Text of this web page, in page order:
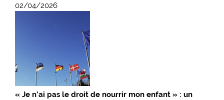
02/04/2026
« Je n’ai pas le droit de nourrir mon enfant » : un